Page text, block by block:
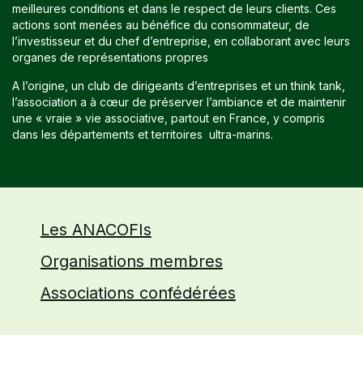
meilleures conditions et dans le respect de leurs clients. Ces
actions sont menées au bénéfice du consommateur, de
l’investisseur et du chef d’entreprise, en collaborant avec leurs
organes de représentations propres
A l’origine, un club de dirigeants d’entreprises et un think tank,
l’association a à cœur de préserver l’ambiance et de maintenir
une « vraie » vie associative, partout en France, y compris
dans les départements et territoires ultra-marins.
Les ANACOFIs
Organisations membres
Associations confédérées